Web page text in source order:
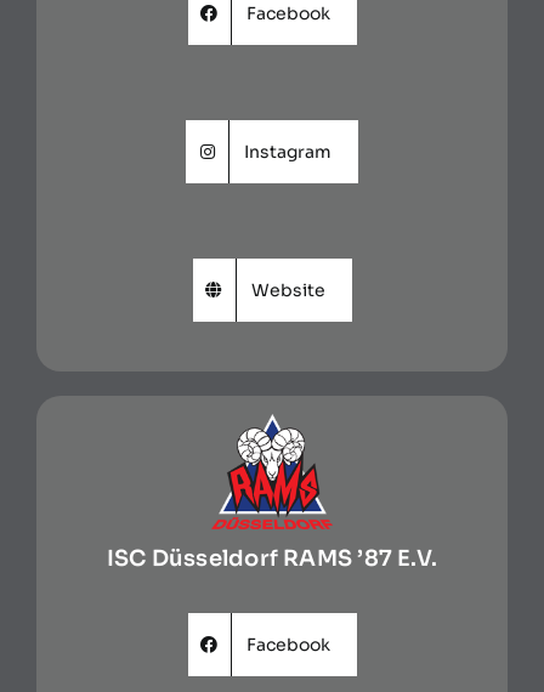
Facebook
Instagram
Website
ISC Düsseldorf RAMS ’87 E.V.
Facebook